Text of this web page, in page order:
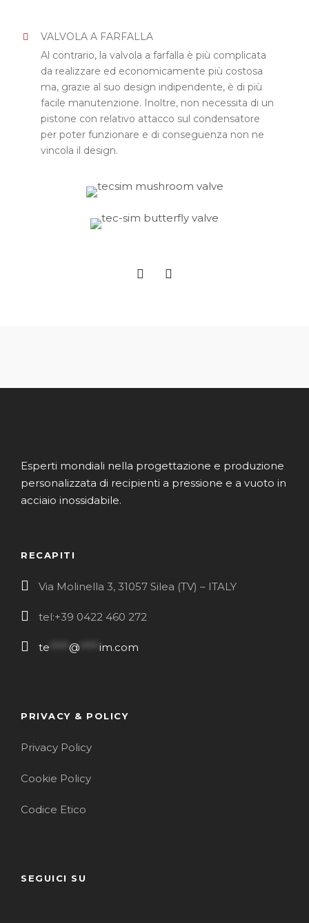
VALVOLA A FARFALLA
Al contrario, la valvola a farfalla è più complicata
da realizzare ed economicamente più costosa
ma, grazie al suo design indipendente, è di più
facile manutenzione. Inoltre, non necessita di un
pistone con relativo attacco sul condensatore
per poter funzionare e di conseguenza non ne
vincola il design.
Esperti mondiali nella progettazione e produzione
personalizzata di recipienti a pressione e a vuoto in
acciaio inossidabile.
RECAPITI
Via Molinella 3, 31057 Silea (TV) – ITALY
tel:+39 0422 460 272
te @ im.com
PRIVACY & POLICY
Privacy Policy
Cookie Policy
Codice Etico
SEGUICI SU